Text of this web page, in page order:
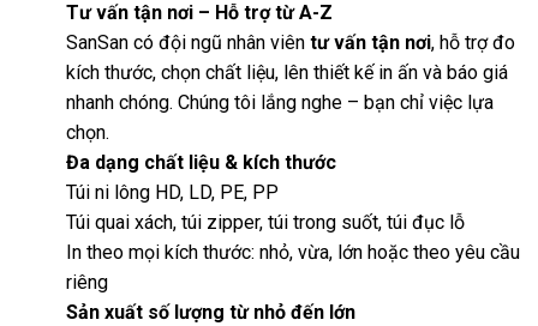
Tư vấn tận nơi – Hỗ trợ từ A-Z
SanSan có đội ngũ nhân viên tư vấn tận nơi, hỗ trợ đo
kích thước, chọn chất liệu, lên thiết kế in ấn và báo giá
nhanh chóng. Chúng tôi lắng nghe – bạn chỉ việc lựa
chọn.
Đa dạng chất liệu & kích thước
Túi ni lông HD, LD, PE, PP
Túi quai xách, túi zipper, túi trong suốt, túi đục lỗ
In theo mọi kích thước: nhỏ, vừa, lớn hoặc theo yêu cầu
riêng
Sản xuất số lượng từ nhỏ đến lớn